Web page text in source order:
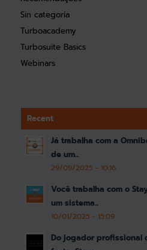
Sin categoría
Turboacademy
Turbosuite Basics
Webinars
Recent
Já trabalha com a
de um...
29/09/2025 - 10:16
Você trabalha com o
um sistema...
10/01/2025 - 15:09
Do jogador profissional